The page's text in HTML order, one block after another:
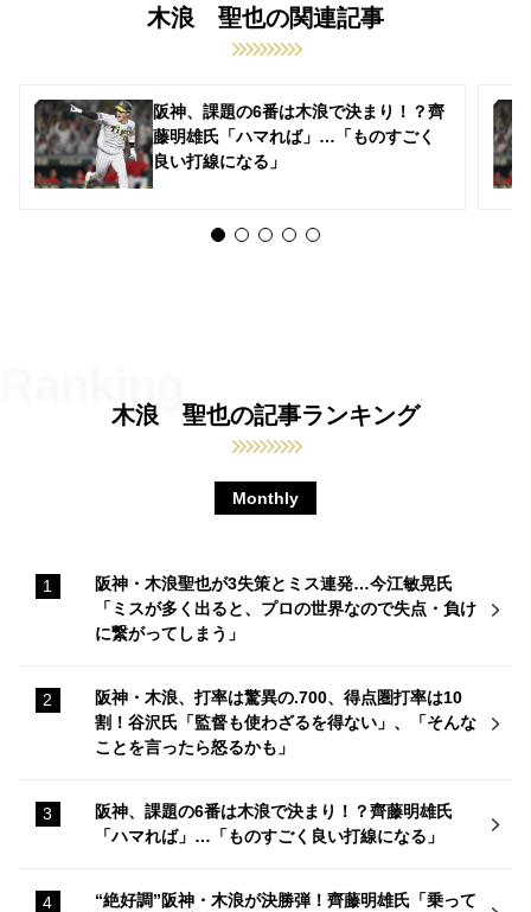
木浪 聖也の関連記事
阪神、課題の6番は木浪で決まり！？齊
藤明雄氏「ハマれば」…「ものすごく
良い打線になる」
木浪 聖也の記事ランキング
Monthly
阪神・木浪聖也が3失策とミス連発…今江敏晃氏
「ミスが多く出ると、プロの世界なので失点・負け
に繋がってしまう」
阪神・木浪、打率は驚異の.700、得点圏打率は10
割！谷沢氏「監督も使わざるを得ない」、「そんな
ことを言ったら怒るかも」
阪神、課題の6番は木浪で決まり！？齊藤明雄氏
「ハマれば」…「ものすごく良い打線になる」
“絶好調”阪神・木浪が決勝弾！齊藤明雄氏「乗って